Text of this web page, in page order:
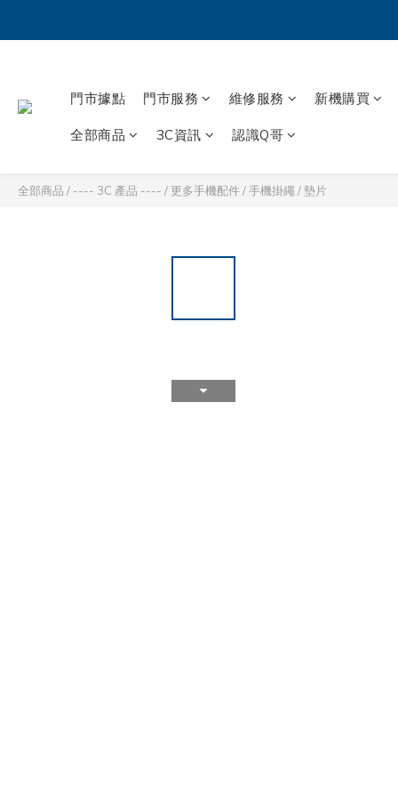
門市據點 門市服務 維修服務 新機購買
全部商品 3C資訊 認識Q哥
全部商品 / ---- 3C 產品 ---- /更多手機配件/手機掛繩 / 墊片